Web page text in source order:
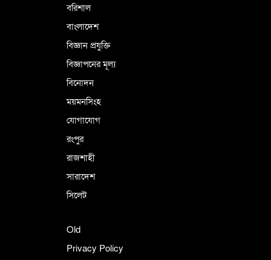
বরিশাল
বাংলাদেশ
বিজ্ঞান প্রযুক্তি
বিজ্ঞাপনের মূল্য
বিনোদন
ময়মনসিংহ
যোগাযোগ
রংপুর
রাজশাহী
সারাদেশ
সিলেট
Old
Privacy Policy